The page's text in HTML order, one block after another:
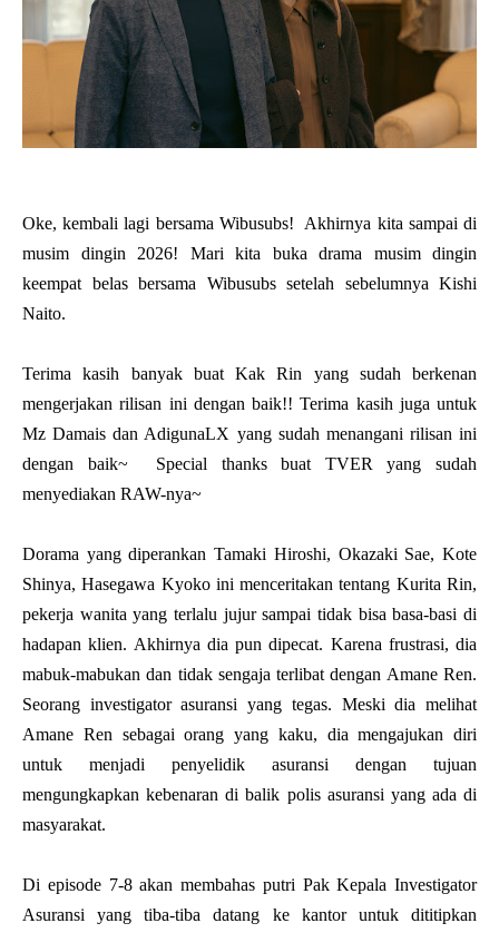
Oke, kembali lagi bersama Wibusubs! Akhirnya kita sampai di
musim dingin 2026! Mari kita buka drama musim dingin
keempat belas bersama Wibusubs setelah sebelumnya Kishi
Naito.
Terima kasih banyak buat Kak Rin yang sudah berkenan
mengerjakan rilisan ini dengan baik!! Terima kasih juga untuk
Mz Damais dan AdigunaLX yang sudah menangani rilisan ini
dengan baik~ Special thanks buat TVER yang sudah
menyediakan RAW-nya~
Dorama yang diperankan Tamaki Hiroshi, Okazaki Sae, Kote
Shinya, Hasegawa Kyoko ini menceritakan tentang Kurita Rin,
pekerja wanita yang terlalu jujur sampai tidak bisa basa-basi di
hadapan klien. Akhirnya dia pun dipecat. Karena frustrasi, dia
mabuk-mabukan dan tidak sengaja terlibat dengan Amane Ren.
Seorang investigator asuransi yang tegas. Meski dia melihat
Amane Ren sebagai orang yang kaku, dia mengajukan diri
untuk menjadi penyelidik asuransi dengan tujuan
mengungkapkan kebenaran di balik polis asuransi yang ada di
masyarakat.
Di episode 7-8 akan membahas putri Pak Kepala Investigator
Asuransi yang tiba-tiba datang ke kantor untuk dititipkan